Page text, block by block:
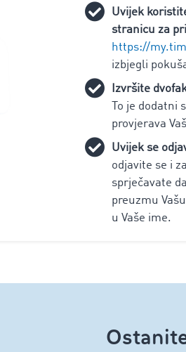
Uvijek
stranicu za
https://
izbjegli
Izvršite
To je dodatni
provjerava
Uvijek se
odjavite se i
sprječavate
preuzmu
u Vaše ime.